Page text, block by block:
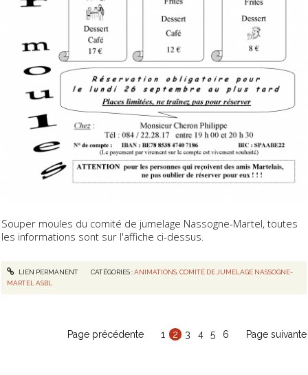
Souper moules du comité de jumelage Nassogne-Martel, toutes
les informations sont sur l'affiche ci-dessus.
LIEN PERMANENT CATÉGORIES :ANIMATIONS, COMITÉ DE JUMELAGE NASSOGNE-
MARTEL ASBL
Page précédente 1 2 3 4 5 6 Page suivante